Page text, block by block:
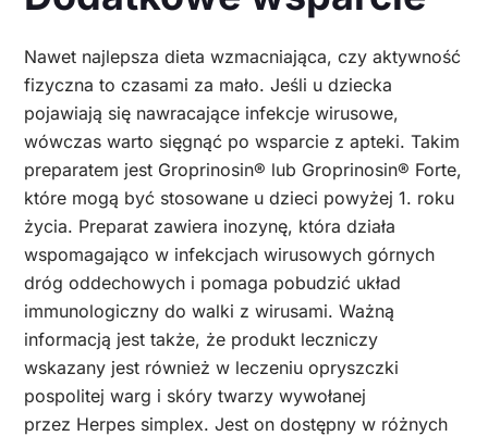
Nawet najlepsza dieta wzmacniająca, czy aktywność
fizyczna to czasami za mało. Jeśli u dziecka
pojawiają się nawracające infekcje wirusowe,
wówczas warto sięgnąć po wsparcie z apteki. Takim
preparatem jest Groprinosin® lub Groprinosin® Forte,
które mogą być stosowane u dzieci powyżej 1. roku
życia. Preparat zawiera inozynę, która działa
wspomagająco w infekcjach wirusowych górnych
dróg oddechowych i pomaga pobudzić układ
immunologiczny do walki z wirusami. Ważną
informacją jest także, że produkt leczniczy
wskazany jest również w leczeniu opryszczki
pospolitej warg i skóry twarzy wywołanej
przez Herpes simplex. Jest on dostępny w różnych